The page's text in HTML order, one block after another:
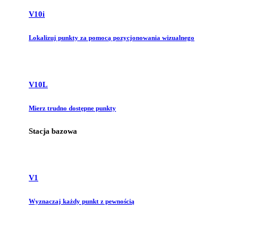
V10i
Lokalizuj punkty za pomocą pozycjonowania wizualnego
V10L
Mierz trudno dostępne punkty
Stacja bazowa
V1
Wyznaczaj każdy punkt z pewnością